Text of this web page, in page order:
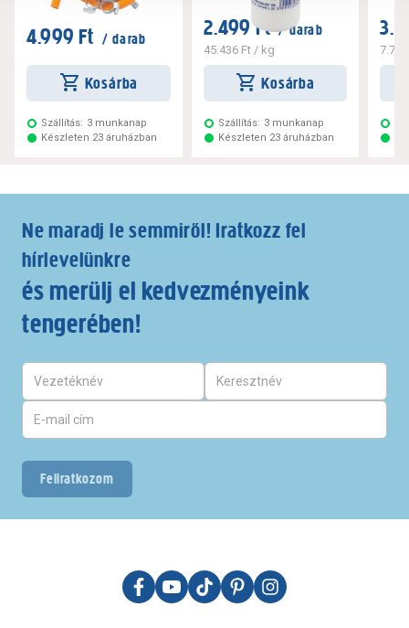
4.999 Ft / darab
Kosárba
Szállítás: 3 munkanap
Készleten 23 áruházban
2.499 Ft / darab
45.436 Ft/ kg
Kosárba
Szállítás: 3 munkanap
Készleten 23 áruházban
Ne maradj le semmiről! Iratkozz fel
hírlevelünkre
és merülj el kedvezményeink
tengerében!
Feliratkozom